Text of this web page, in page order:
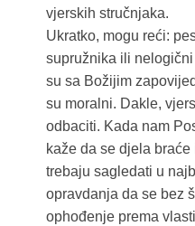
vjerskih stručnjaka.
Ukratko, mogu reći:
supružnika ili
su sa Božijim
su moralni. Dakle,
odbaciti. Kada nam
kaže da se djela
trebaju sagledati u
opravdanja da se bez
ophođenje prema